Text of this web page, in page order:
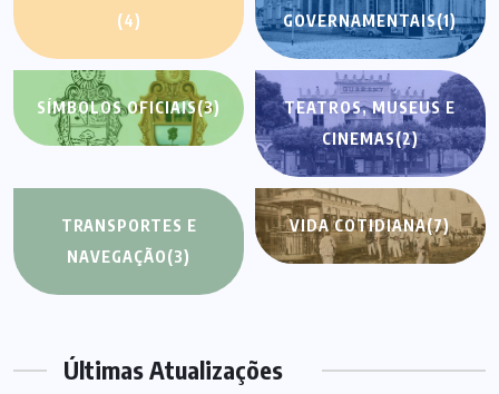
(4) GOVERNAMENTAIS(1)
SÍMBOLOS OFICIAIS(3)
TEATROS, MUSEUS E
CINEMAS(2)
TRANSPORTES E
NAVEGAÇÃO(3)
VIDA COTIDIANA(7)
Últimas Atualizações